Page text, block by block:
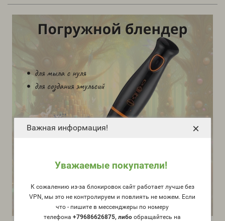
Важная информация!
Уважаемые покупатели!
К сожалению из-за блокировок сайт работает лучше без
VPN, мы это не контролируем и повлиять не можем. Если
что - пишите в мессенджеры по номеру
телефона+79686626875, либообращайтесь на
×